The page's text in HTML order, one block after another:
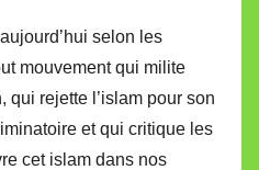
selon les
mouvement qui milite
qui rejette l’islam pour son
et qui critique les
cet islam dans nos